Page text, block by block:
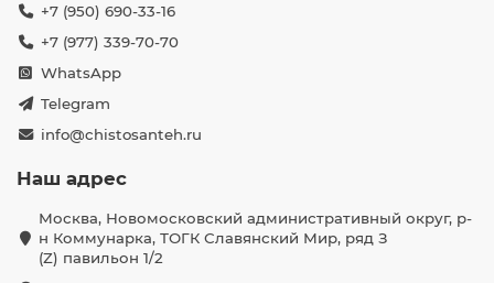
+7 (950) 690-33-16
+7 (977) 339-70-70
WhatsApp
Telegram
info@chistosanteh.ru
Наш адрес
Москва, Новомосковский административный округ, р-
н Коммунарка, ТОГК Славянский Мир, ряд З
(Z) павильон 1/2